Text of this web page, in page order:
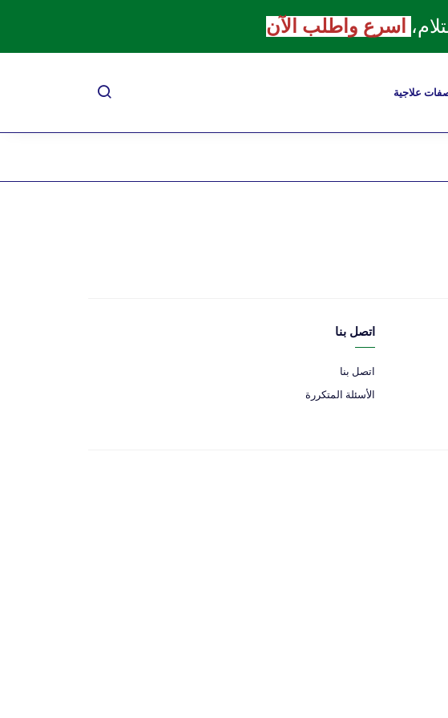
اسرع واطلب الآن
علاجية
اتصل بنا
اتصل بنا
الأسئلة المتكررة